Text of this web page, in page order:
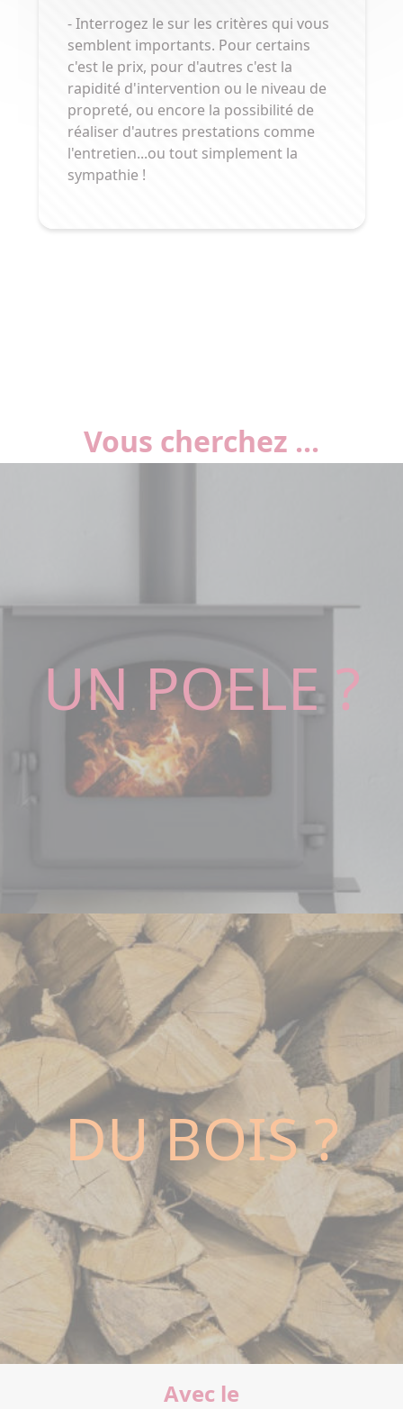
- Interrogez le sur les critères qui vous
semblent importants. Pour certains
c'est le prix, pour d'autres c'est la
rapidité d'intervention ou le niveau de
propreté, ou encore la possibilité de
réaliser d'autres prestations comme
l'entretien...ou tout simplement la
sympathie !
Vous cherchez ...
UN POELE ?
DU BOIS ?
Avec le